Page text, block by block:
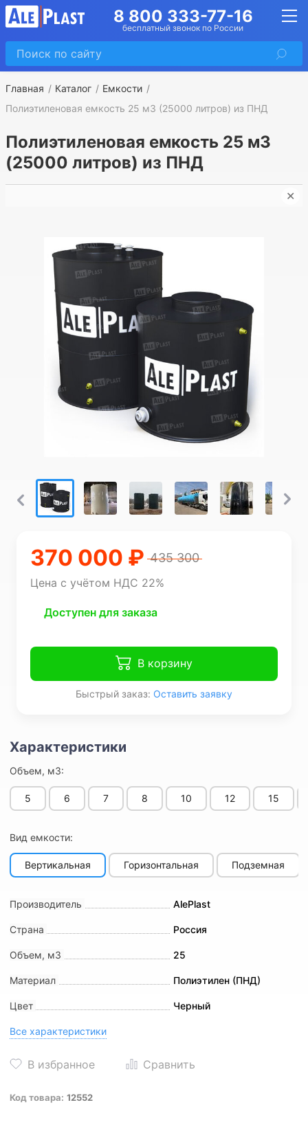
8 800 333-77-16
бесплатный звонок по России
Главная Каталог
Емкости
Полиэтиленовая емкость 25 м3 (25000 литров) из ПНД
Полиэтиленовая емкость 25 м3
(25000 литров) из ПНД
✕
Объем, м3:
5 6 7 8 10 12 15
Вид емкости:
Вертикальная Горизонтальная Подземная
Производитель AlePlast
Страна Россия
Объем, м3 25
Материал Полиэтилен (ПНД)
Цвет Черный
Все характеристики
Код товара: 12552
370 000 ₽ 435 300
Цена с учётом НДС 22%
Доступен для заказа
В корзину
Быстрый заказ: Оставить заявку